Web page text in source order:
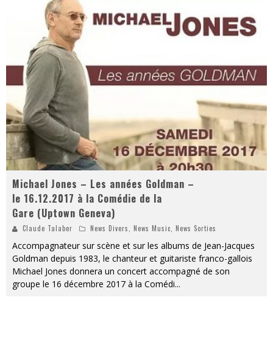
« MOFUSAND / Parler Japonais » – Des Expressions Pratiques !
Assassin's Creed Black Flag Resynced
« Le Vent dand les Saules » - Une Belle Histoire !
« Love is a Boxing Ring (Tomes 1 & 2) » – Un Passé Trouble !
« WOLF-MAN / Integrale Tomes 1 et 2 » - Cruelle Vengeance !
Michael Jones – Les années Goldman –
le 16.12.2017 à la Comédie de la
Gare (Uptown Geneva)
Claude Talaber News Divers, News Music, News Sorties
Accompagnateur sur scène et sur les albums de Jean-Jacques
Goldman depuis 1983, le chanteur et guitariste franco-gallois
Michael Jones donnera un concert accompagné de son
groupe le 16 décembre 2017 à la Comédi...